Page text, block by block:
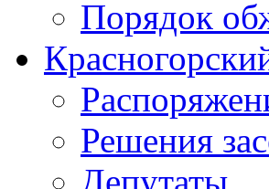
Порядок
Решения
Депутаты